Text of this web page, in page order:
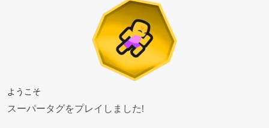
ようこそ
スーパータグをプレイしました!